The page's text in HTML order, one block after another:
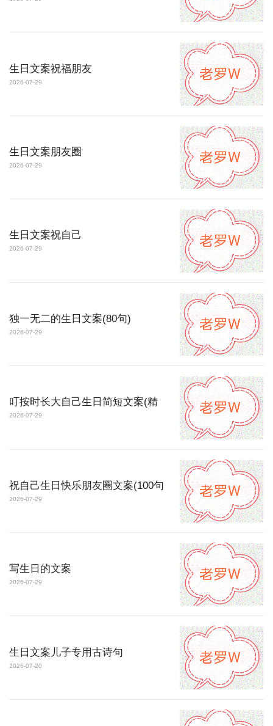
生日文案祝福朋友
2026-07-29
生日文案朋友圈
2026-07-29
生日文案祝自己
2026-07-29
独一无二的生日文案(80句)
2026-07-29
叮按时长大自己生日简短文案(精
2026-07-29
祝自己生日快乐朋友圈文案(100句
2026-07-29
写生日的文案
2026-07-29
生日文案儿子专用古诗句
2026-07-20